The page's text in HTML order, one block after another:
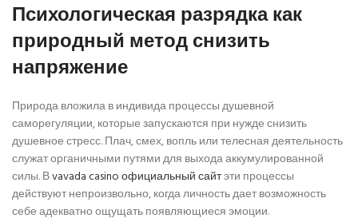
Психологическая разрядка как
природный метод снизить
напряжение
Природа вложила в индивида процессы душевной
саморегуляции, которые запускаются при нужде снизить
душевное стресс. Плач, смех, вопль или телесная деятельность
служат органичными путями для выхода аккумулированной
силы. Вvavada casino официальный сайтэти процессы
действуют непроизвольно, когда личность дает возможность
себе адекватно ощущать появляющиеся эмоции.